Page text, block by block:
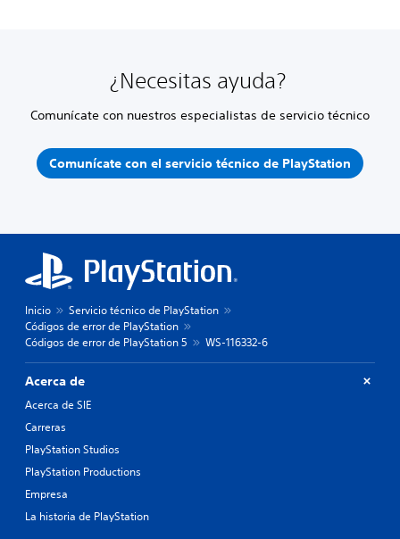
¿Necesitas ayuda?
Comunícate con nuestros especialistas de servicio técnico
Comunícate con el servicio técnico de PlayStation
Inicio
Servicio técnico de PlayStation
Códigos de error de PlayStation
Códigos de error de PlayStation 5
WS-116332-6
Acerca de
Acerca de SIE
Carreras
PlayStation Studios
PlayStation Productions
Empresa
La historia de PlayStation